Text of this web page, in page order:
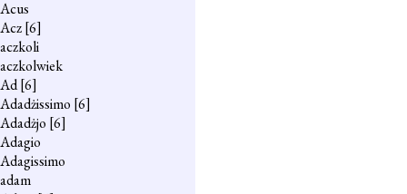
Acus
Acz[6]
aczkoli
aczkolwiek
Ad[6]
Adadżissimo [6]
Adadżjo [6]
Adagio
Adagissimo
adam